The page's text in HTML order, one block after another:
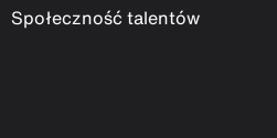
Społeczność talentów